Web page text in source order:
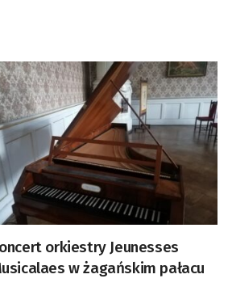
orkiestry Jeunesses
w żagańskim pałacu